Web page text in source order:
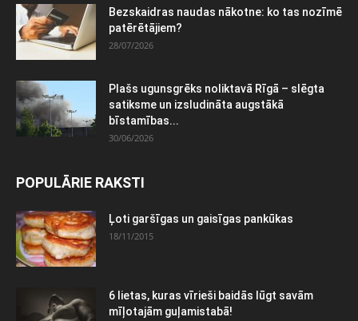
Bezskaidras naudas nākotne: ko tas nozīmē
patērētājiem?
28/07/2026
Plašs ugunsgrēks noliktavā Rīgā – slēgta
satiksme un izsludināta augstākā
bīstamības...
30/06/2026
POPULĀRIE RAKSTI
Ļoti garšīgas un gaisīgas pankūkas
18/11/2015
6 lietas, kuras vīrieši baidās lūgt savām
mīļotajām guļamistabā!